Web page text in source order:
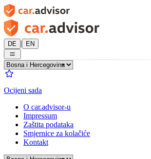
DE | EN
Ocijeni sada
O car.advisor-u
Impressum
Zaštita podataka
Smjernice za kolačiće
Kontakt